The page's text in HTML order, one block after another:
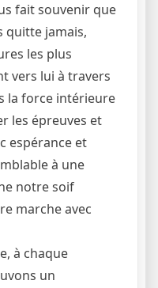
fait souvenir que
quitte jamais,
les plus
vers lui à travers
la force intérieure
les épreuves et
espérance et
à une
notre soif
marche avec
à chaque
un